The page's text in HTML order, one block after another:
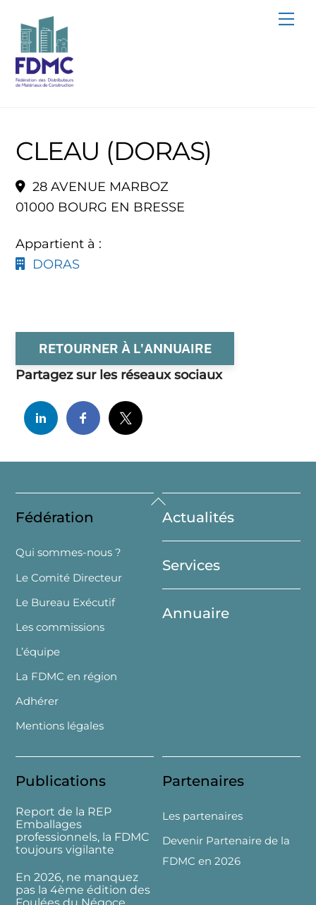
content
CLEAU (DORAS)
28 AVENUE MARBOZ
01000 BOURG EN BRESSE
Appartient à :
DORAS
RETOURNER À L'ANNUAIRE
Partagez sur les réseaux sociaux
Back
To
Top
Fédération
Qui sommes-nous ?
Le Comité Directeur
Le Bureau Exécutif
Les commissions
L’équipe
La FDMC en région
Adhérer
Mentions légales
Actualités
Services
Annuaire
Publications
Report de la REP
Emballages
professionnels, la FDMC
toujours vigilante
En 2026, ne manquez
pas la 4ème édition des
Partenaires
Les partenaires
Devenir Partenaire de la
FDMC en 2026